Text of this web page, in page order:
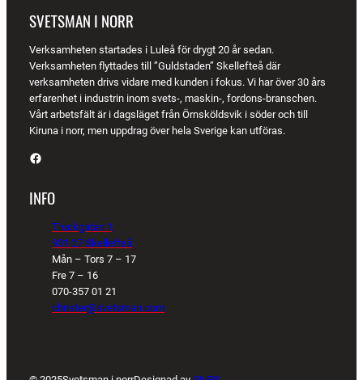
SVETSMAN I NORR
Verksamheten startades i Luleå för drygt 20 år sedan.
Verksamheten flyttades till ”Guldstaden” Skellefteå där
verksamheten drivs vidare med kunden i fokus. Vi har över 30 års
erfarenhet i industrin inom svets-, maskin-, fordons-branschen.
Vårt arbetsfält är i dagsläget från Örnsköldsvik i söder och till
Kiruna i norr, men uppdrag över hela Sverige kan utföras.
Facebook
INFO
Truckgatan 1,
931 27 Skellefteå
Mån – Tors 7 – 17
Fre 7 – 16
070-357 01 21
christer@svetsman.com